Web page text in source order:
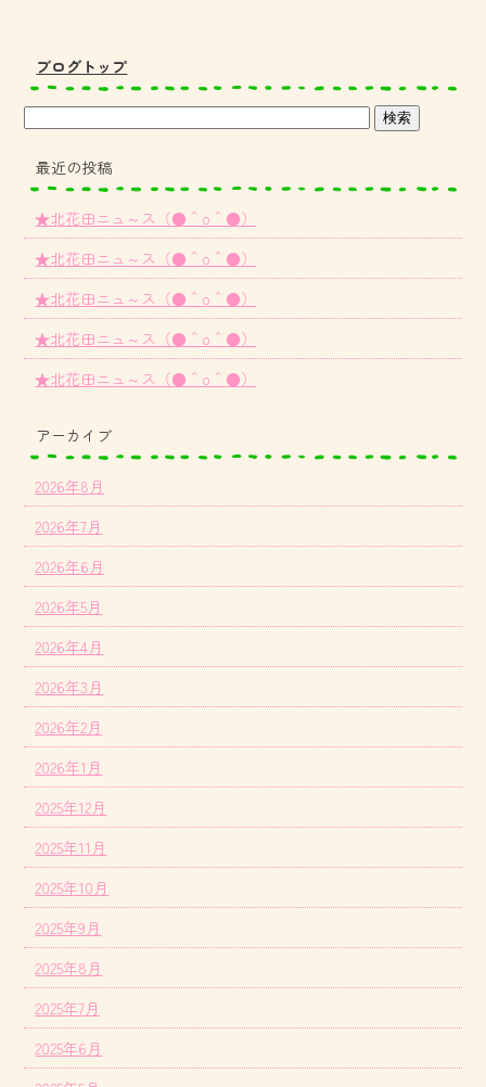
ブログトップ
最近の投稿
★北花田ニュ～ス（●＾o＾●）
★北花田ニュ～ス（●＾o＾●）
★北花田ニュ～ス（●＾o＾●）
★北花田ニュ～ス（●＾o＾●）
★北花田ニュ～ス（●＾o＾●）
アーカイブ
2026年8月
2026年7月
2026年6月
2026年5月
2026年4月
2026年3月
2026年2月
2026年1月
2025年12月
2025年11月
2025年10月
2025年9月
2025年8月
2025年7月
2025年6月